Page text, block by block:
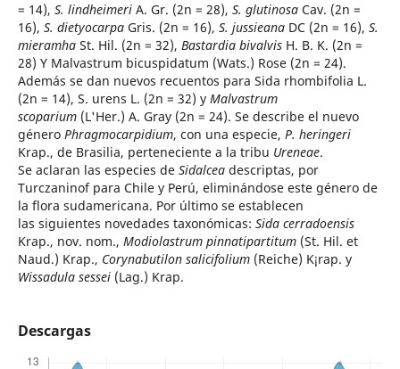
= 14), S. lindheimeriA. Gr. (2n = 28), S. glutinosaCav. (2n =
16), S. dietyocarpaGris. (2n = 16), S. jussieanaDC (2n = 16), S.
mieramhaSt. Hil. (2n = 32), Bastardia bivalvisH. B. K. (2n =
28) Y Malvastrum bicuspidatum (Wats.) Rose (2n = 24).
Además se dan nuevos recuentos para Sida rhombifolia L.
(2n = 14), S. urens L. (2n = 32) y Malvastrum
scoparium(L'Her.) A. Gray (2n = 24). Se describe el nuevo
género Phragmocarpidium, con una especie, P. heringeri
Krap., de Brasilia, perteneciente a la tribu Ureneae.
Se aclaran las especies de Sidalceadescriptas, por
Turczaninof para Chile y Perú, eliminándose este género de
la flora sudamericana. Por último se establecen
las siguientes novedades taxonómicas: Sida cerradoensis
Krap., nov. nom., Modiolastrum pinnatipartitum(St. Hil. et
Naud.) Krap., Corynabutilon salicifolium(Reiche) K¡rap. y
Wissadula sessei(Lag.) Krap.
Descargas